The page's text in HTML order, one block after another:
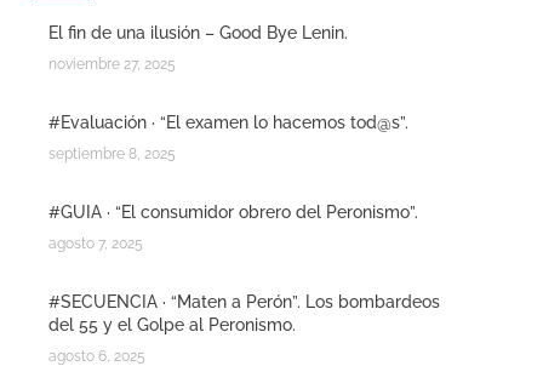
El fin de una ilusión – Good Bye Lenin.
noviembre 27, 2025
#Evaluación · “El examen lo hacemos tod@s”.
septiembre 8, 2025
#GUIA · “El consumidor obrero del Peronismo”.
agosto 7, 2025
#SECUENCIA · “Maten a Perón”. Los bombardeos
del 55 y el Golpe al Peronismo.
agosto 6, 2025